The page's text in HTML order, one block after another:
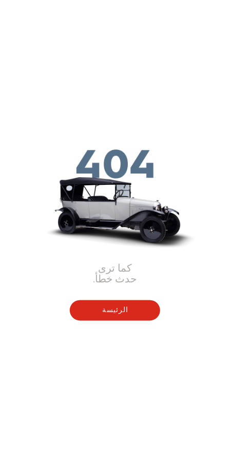
كما ترى
حدث خطأ.
الرئيسة